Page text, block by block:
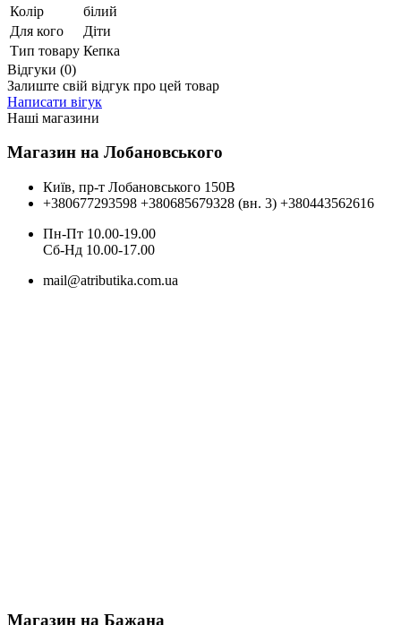
Колір
білий
Для кого
Діти
Тип товару Кепка
Відгуки (0)
Залиште свій відгук про цей товар
Написати вігук
Наші магазини
Магазин на Лобановського
Київ, пр-т Лобановського 150В
+380677293598 +380685679328 (вн. 3) +380443562616
Пн-Пт 10.00-19.00
Cб-Нд 10.00-17.00
mail@atributika.com.ua
Магазин на Бажана